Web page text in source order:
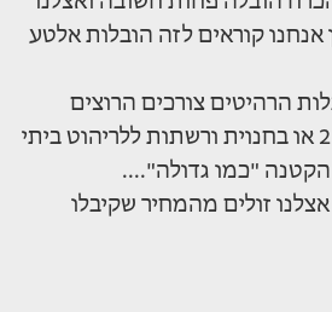
אנחנו קוראים לזה הובלות אלטע
הרהיטים צורכים הרוצים
הקטנה "כמו גדולה"....
זולים מהמחיר שקיבלו